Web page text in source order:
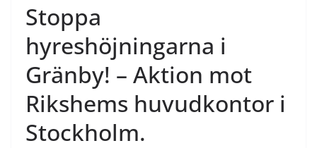
Stoppa
hyreshöjningarna i
Gränby! – Aktion mot
Rikshems huvudkontor i
Stockholm.